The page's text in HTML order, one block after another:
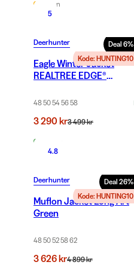
Få igjen
Deal 6%
Kode: HUNTING10
5
Deerhunter
Eagle Winter Jacket
REALTREE EDGE®
48 50 54 56 58
3 290 kr3 499 kr
Deal 26%
Kode: HUNTING10
4.8
Deerhunter
Muflon Jacket Long Art
Green
48 50 52 58 62
3 626 kr4 899 kr